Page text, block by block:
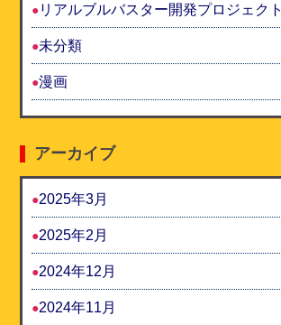
リアルブルバスター開発プロジェクト
未分類
漫画
アーカイブ
2025年3月
2025年2月
2024年12月
2024年11月